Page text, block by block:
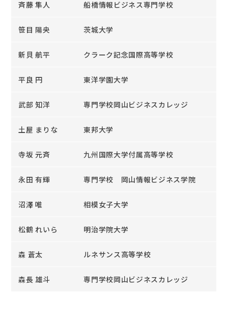
斉藤 隼人 船橋情報ビジネス専門学校
笹目 陽央 茨城大学
新貝 航平 クラーク記念国際高等学校
平良 円 東洋学園大学
武部 知洋 専門学校岡山ビジネスカレッジ
土屋 まりな 東邦大学
寺坂 元斉 九州国際大学付属高等学校
永田 有輝 専門学校 岡山情報ビジネス学院
沼澤 唯 相模女子大学
松鶴 れいら 明治学院大学
森 蒼太 ルネサンス高等学校
森長 雄斗 専門学校岡山ビジネスカレッジ